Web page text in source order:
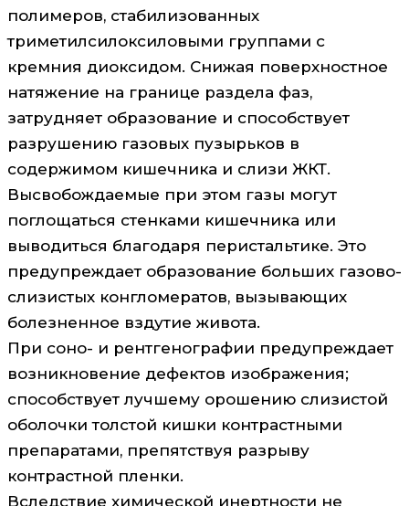
полимеров, стабилизованных
триметилсилоксиловыми группами с
кремния диоксидом. Снижая поверхностное
натяжение на границе раздела фаз,
затрудняет образование и способствует
разрушению газовых пузырьков в
содержимом кишечника и слизи ЖКТ.
Высвобождаемые при этом газы могут
поглощаться стенками кишечника или
выводиться благодаря перистальтике. Это
предупреждает образование больших газово-
слизистых конгломератов, вызывающих
болезненное вздутие живота.
При соно- и рентгенографии предупреждает
возникновение дефектов изображения;
способствует лучшему орошению слизистой
оболочки толстой кишки контрастными
препаратами, препятствуя разрыву
контрастной пленки.
Вследствие химической инертности не